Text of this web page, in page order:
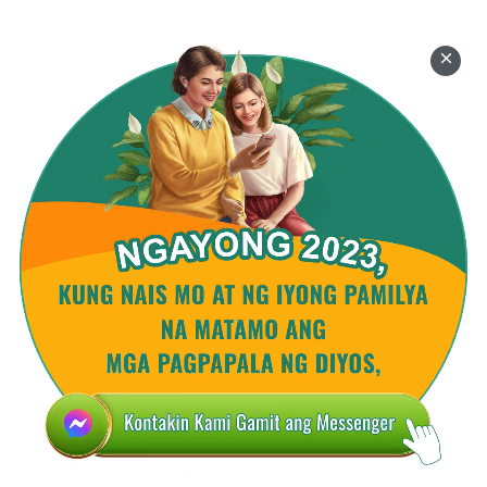
isakatuparan ang Kanyang gawain sa lahat ng
Kanyang nilikha, tiyak na isasakatuparan Niya ito
hanggang sa matagumpay na matapos, at gagawa
Siya sa mga taong kapaki-pakinabang sa Kanyang
gawain. Samakatuwid, sinisira Niya ang lahat ng
kalakaran kapag gumagawa Siya sa mga tao; para
sa Kanya, ang mga salitang “isinumpa,” “kinastigo”
at “pinagpala” ay walang kahulugan! Ang mga Judio
ay mabuti, gayundin ang mga taong hinirang sa
Israel; sila ay mga taong may mahusay na
kakayahan at pagkatao. Sa simula, sa kanila
inilunsad ni Jehova ang Kanyang gawain, at
isinagawa ang Kanyang pinakaunang gawain—
ngunit mawawalan ng kahulugan ang pagsasagawa